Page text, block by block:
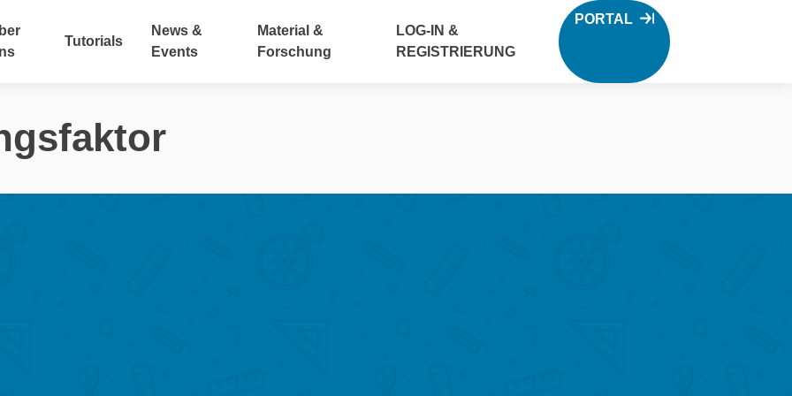
Tutorials
News &
Events
Material &
Forschung
LOG-IN &
REGISTRIERUNG
PORTAL